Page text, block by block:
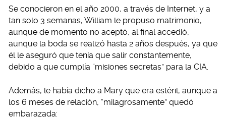
Se conocieron en el año 2000, a través de Internet, y a
tan solo 3 semanas, William le propuso matrimonio,
aunque de momento no aceptó, al final accedió,
aunque la boda se realizó hasta 2 años después, ya que
él le aseguró que tenía que salir constantemente,
debido a que cumplía “misiones secretas” para la CIA.
Además, le había dicho a Mary que era estéril, aunque a
los 6 meses de relación, “milagrosamente” quedó
embarazada: